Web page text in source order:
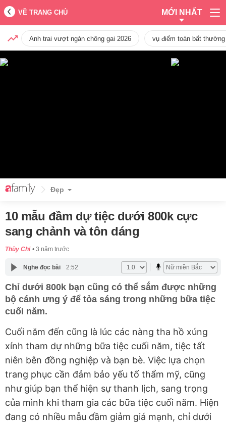
VỀ TRANG CHỦ MỚI NHẤT
Anh trai vượt ngàn chông gai 2026 vụ điểm toán bất
Đẹp
10 mẫu đầm dự tiệc dưới 800k cực
sang chảnh và tôn dáng
Thùy Chi 3 năm trước
Nghe đọc bài 2:52
Chỉ dưới 800k bạn cũng có thể sắm được những
bộ cánh ưng ý để tỏa sáng trong những bữa tiệc
cuối năm.
Cuối năm đến cũng là lúc các nàng tha hồ xúng
xính tham dự những bữa tiệc cuối năm, tiệc tất
niên bên đồng nghiệp và bạn bè. Việc lựa chọn
trang phục cần đảm bảo yếu tố thẩm mỹ, cũng
như giúp bạn thể hiện sự thanh lịch, sang trọng
của mình khi tham gia các bữa tiệc cuối năm. Hiện
đang có nhiều mẫu đầm giảm giá mạnh, chỉ dưới